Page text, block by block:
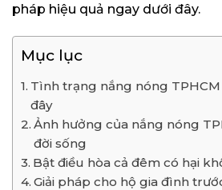
pháp hiệu quả ngay dưới đây.
Mục lục
Tình trạng nắng nóng
đây
Ảnh hưởng của nắng nóng
đời sống
Bật điều hòa cả đêm có hại
Giải pháp cho hộ gia đình